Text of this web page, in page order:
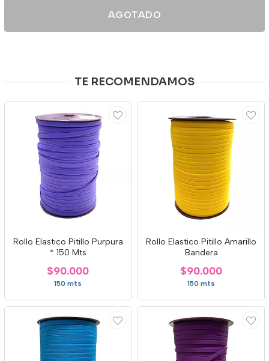
AGOTADO
TE RECOMENDAMOS
Rollo Elastico Pitillo Purpura
* 150 Mts
$90.000
150 mts
Rollo Elastico Pitillo Amarillo
Bandera
$90.000
150 mts